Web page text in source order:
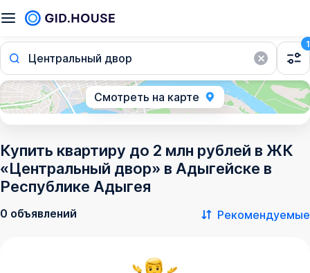
Центральный двор
1
Смотреть на карте
Купить квартиру до 2 млн рублей в ЖК
«Центральный двор» в Адыгейске в
Республике Адыгея
0 объявлений Рекомендуемые